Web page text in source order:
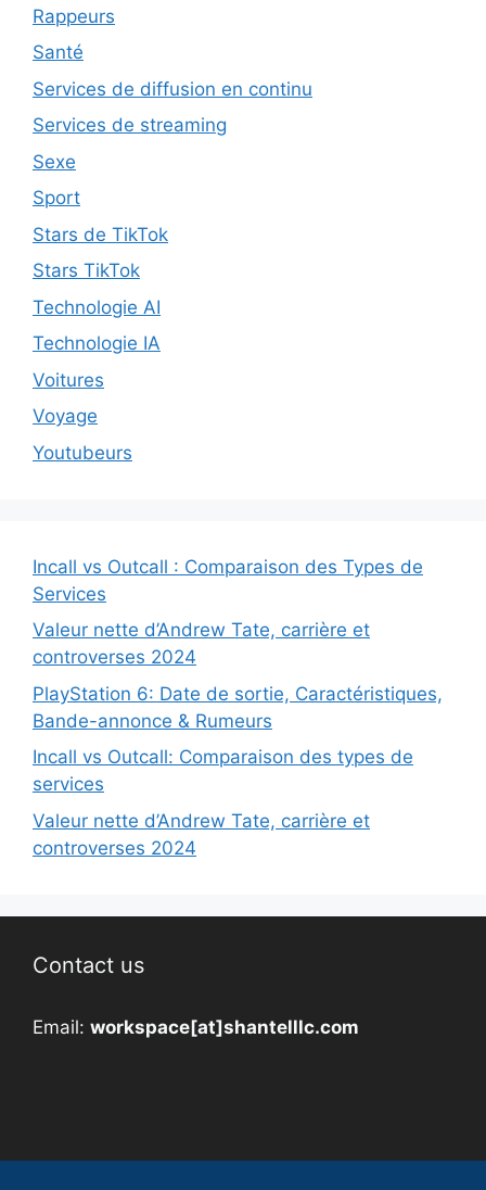
Rappeurs
Santé
Services de diffusion en continu
Services de streaming
Sexe
Sport
Stars de TikTok
Stars TikTok
Technologie AI
Technologie IA
Voitures
Voyage
Youtubeurs
Incall vs Outcall : Comparaison des Types de
Services
Valeur nette d’Andrew Tate, carrière et
controverses 2024
PlayStation 6: Date de sortie, Caractéristiques,
Bande-annonce & Rumeurs
Incall vs Outcall: Comparaison des types de
services
Valeur nette d’Andrew Tate, carrière et
controverses 2024
Contact us
Email: workspace[at]shantelllc.com